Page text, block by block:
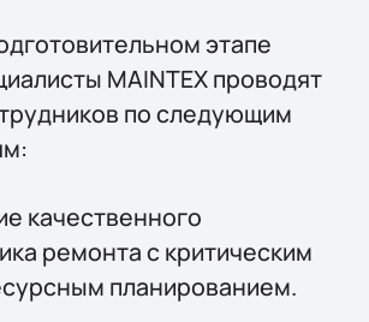
этапе
MAINTEX проводят
по следующим
качественного
ремонта с критическим
планированием.